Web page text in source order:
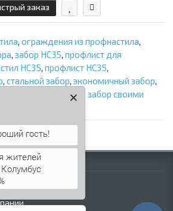
заказ
, ограждения из профнастила,
, забор НС35, профлист для
НС35, профлист НС35,
, стальной забор, экономичный забор,
ограждение участка
забор своими
жителей
Колумбус